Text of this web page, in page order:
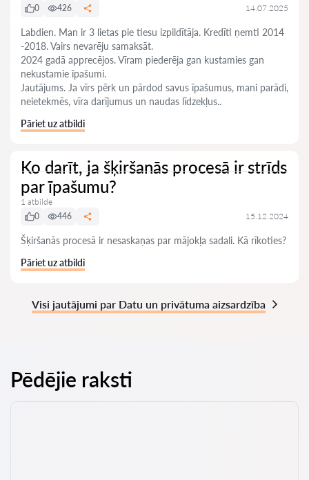
0 426 14.07.2025
Labdien. Man ir 3 lietas pie tiesu izpildītāja. Kredīti ņemti 2014
-2018. Vairs nevarēju samaksāt.
2024 gadā apprecējos. Vīram piederēja gan kustamies gan
nekustamie īpašumi.
Jautājums. Ja vīrs pērk un pārdod savus īpašumus, mani parādi,
neietekmēs, vīra darījumus un naudas līdzekļus..
Pāriet uz atbildi
Ko darīt, ja šķiršanās procesā ir strīds
par īpašumu?
1 atbilde
0
446 15.12.2024
Šķiršanās procesā ir nesaskaņas par mājokļa sadali. Kā rīkoties?
Pāriet uz atbildi
Visi jautājumi par Datu un privātuma aizsardzība
Pēdējie raksti